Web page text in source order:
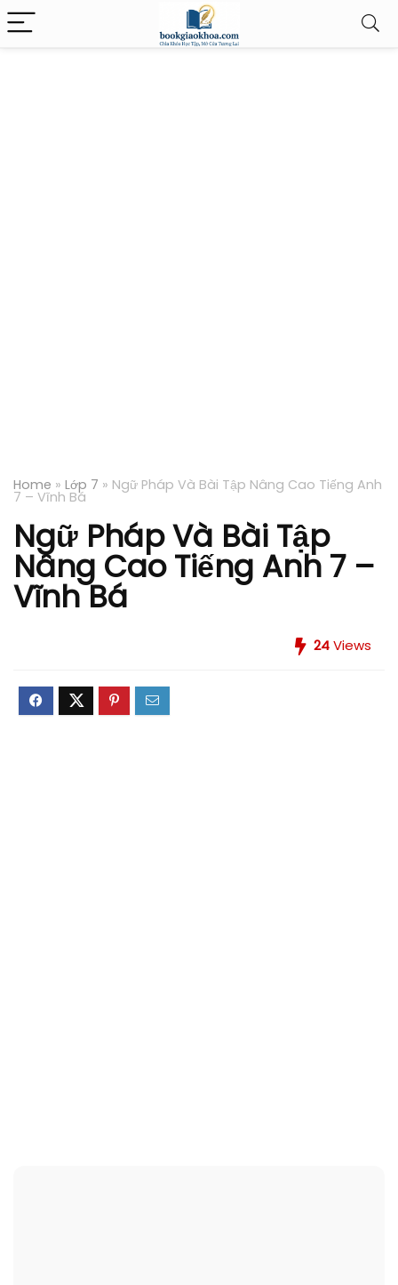
Home » Lớp 7 » Ngữ Pháp Và Bài Tập Nâng Cao Tiếng Anh
7 – Vĩnh Bá
Ngữ Pháp Và Bài Tập
Nâng Cao Tiếng Anh 7 –
Vĩnh Bá
24Views